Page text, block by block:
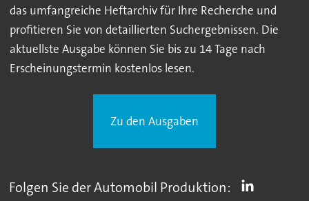
das umfangreiche Heftarchiv für Ihre Recherche und
profitieren Sie von detaillierten Suchergebnissen. Die
aktuellste Ausgabe können Sie bis zu 14 Tage nach
Erscheinungstermin kostenlos lesen.
Zu den Ausgaben
Folgen Sie der Automobil Produktion: